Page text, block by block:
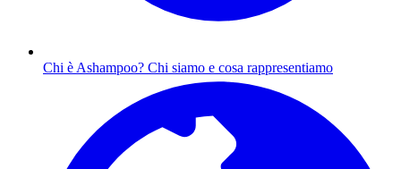
Chi è Ashampoo? Chi siamo e cosa rappresentiamo